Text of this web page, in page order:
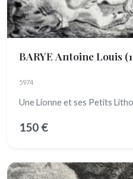
BARYE Antoine Louis
5974
Une Lionne et ses Petits
150 €